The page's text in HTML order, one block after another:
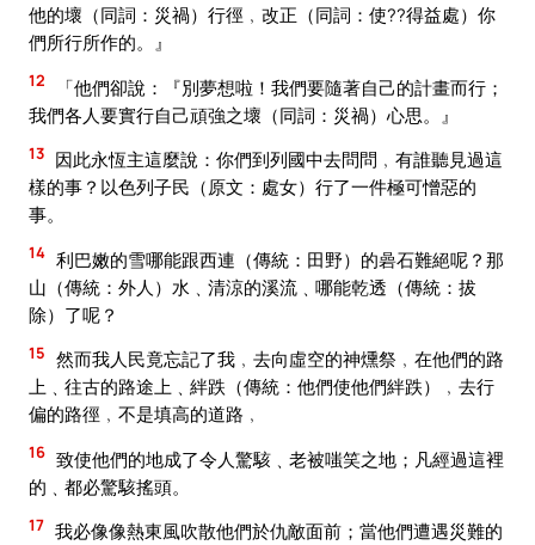
他的壞（同詞：災禍）行徑﹐改正（同詞：使??得益處）你
們所行所作的。』
12
「他們卻說：『別夢想啦！我們要隨著自己的計畫而行；
我們各人要實行自己頑強之壞（同詞：災禍）心思。』
13 因此永恆主這麼說：你們到列國中去問問﹐有誰聽見過這
樣的事？以色列子民（原文：處女）行了一件極可憎惡的
事。
14 利巴嫩的雪哪能跟西連（傳統：田野）的碞石難絕呢？那
山（傳統：外人）水﹑清涼的溪流﹑哪能乾透（傳統：拔
除）了呢？
15 然而我人民竟忘記了我﹐去向虛空的神燻祭﹐在他們的路
上﹑往古的路途上﹑絆跌（傳統：他們使他們絆跌）﹐去行
偏的路徑﹐不是填高的道路﹐
16 致使他們的地成了令人驚駭﹑老被嗤笑之地；凡經過這裡
的﹑都必驚駭搖頭。
17 我必像像熱東風吹散他們於仇敵面前；當他們遭遇災難的